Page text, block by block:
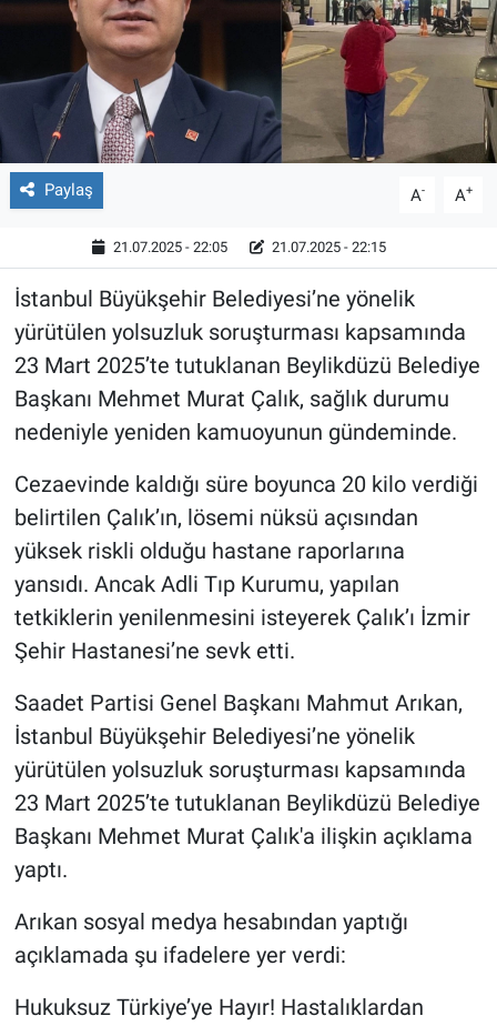
Paylaş A- A+
21.07.2025 - 22:05 21.07.2025 - 22:15
İstanbul Büyükşehir Belediyesi’ne yönelik
yürütülen yolsuzluk soruşturması kapsamında
23 Mart 2025’te tutuklanan Beylikdüzü Belediye
Başkanı Mehmet Murat Çalık, sağlık durumu
nedeniyle yeniden kamuoyunun gündeminde.
Cezaevinde kaldığı süre boyunca 20 kilo verdiği
belirtilen Çalık’ın, lösemi nüksü açısından
yüksek riskli olduğu hastane raporlarına
yansıdı. Ancak Adli Tıp Kurumu, yapılan
tetkiklerin yenilenmesini isteyerek Çalık’ı İzmir
Şehir Hastanesi’ne sevk etti.
Saadet Partisi Genel Başkanı Mahmut Arıkan,
İstanbul Büyükşehir Belediyesi’ne yönelik
yürütülen yolsuzluk soruşturması kapsamında
23 Mart 2025’te tutuklanan Beylikdüzü Belediye
Başkanı Mehmet Murat Çalık'a ilişkin açıklama
yaptı.
Arıkan sosyal medya hesabından yaptığı
açıklamada şu ifadelere yer verdi:
Hukuksuz Türkiye’ye Hayır! Hastalıklardan